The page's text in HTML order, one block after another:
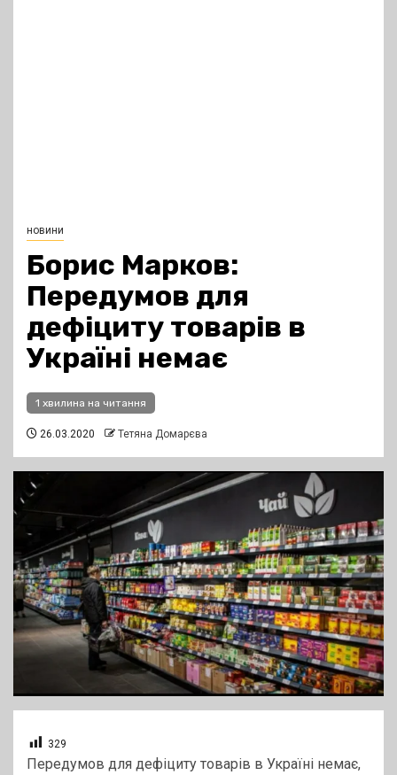
новини
Борис Марков:
Передумов для
дефіциту товарів в
Україні немає
1 хвилина на читання
26.03.2020 Тетяна Домарєва
329
Передумов для дефіциту товарів в Україні немає,